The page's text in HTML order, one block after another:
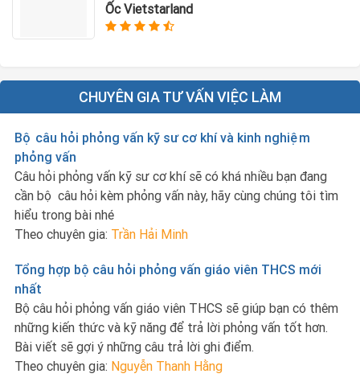
Ốc Vietstarland
CHUYÊN GIA TƯ VẤN VIỆC LÀM
Bộ câu hỏi phỏng vấn kỹ sư cơ khí và kinh nghiệm
phỏng vấn
Câu hỏi phỏng vấn kỹ sư cơ khí sẽ có khá nhiều bạn đang
cần bộ câu hỏi kèm phỏng vấn này, hãy cùng chúng tôi tìm
hiểu trong bài nhé
Theo chuyên gia: Trần Hải Minh
Tổng hợp bộ câu hỏi phỏng vấn giáo viên THCS mới
nhất
Bộ câu hỏi phỏng vấn giáo viên THCS sẽ giúp bạn có thêm
những kiến thức và kỹ năng để trả lời phỏng vấn tốt hơn.
Bài viết sẽ gợi ý những câu trả lời ghi điểm.
Theo chuyên gia: Nguyễn Thanh Hằng